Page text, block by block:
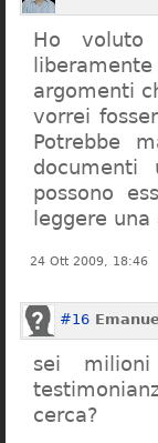
Ho voluto
argomenti
vorrei
Potrebbe
possono
leggere
24 Ott 2009, 18:46
#16
sei
cerca?